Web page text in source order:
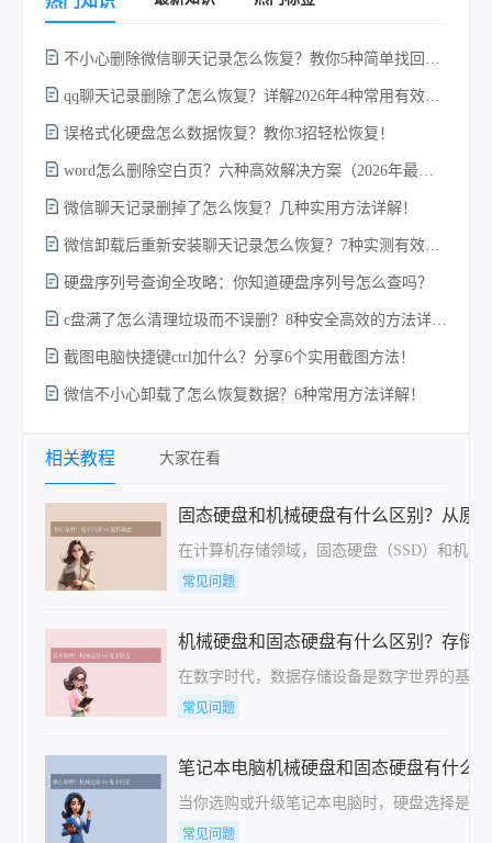
误格式化硬盘怎么数据恢复？教你3招轻松恢复！
微信聊天记录删掉了怎么恢复？几种实用方法详解！
硬盘序列号查询全攻略：你知道硬盘序列号怎么查吗？
截图电脑快捷键ctrl加什么？分享6个实用截图方法！
微信不小心卸载了怎么恢复数据？6种常用方法详解！
相关教程 大家在看
固态硬盘和机械硬盘有什么区别？从原
在计算机存储领域，固态硬盘（SSD）和机
常见问题
机械硬盘和固态硬盘有什么区别？存储
在数字时代，数据存储设备是数字世界的基
常见问题
笔记本电脑机械硬盘和固态硬盘有什么
当你选购或升级笔记本电脑时，硬盘选择是
常见问题